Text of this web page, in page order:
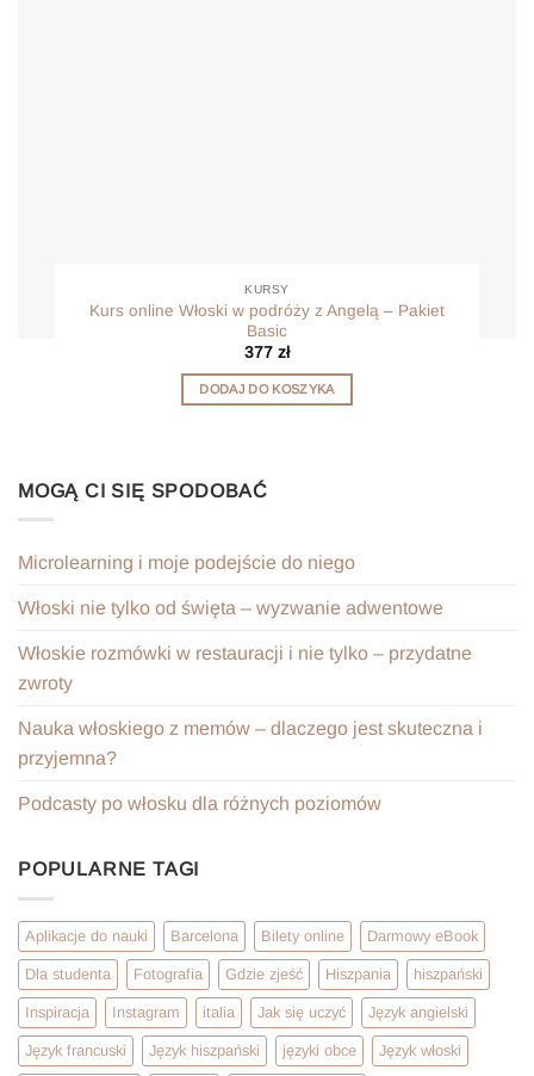
KURSY
Kurs online Włoski w podróży z Angelą – Pakiet
Basic
377 zł
DODAJ DO KOSZYKA
MOGĄ CI SIĘ SPODOBAĆ
Microlearning i moje podejście do niego
Włoski nie tylko od święta – wyzwanie adwentowe
Włoskie rozmówki w restauracji i nie tylko – przydatne
zwroty
Nauka włoskiego z memów – dlaczego jest skuteczna i
przyjemna?
Podcasty po włosku dla różnych poziomów
POPULARNE TAGI
Aplikacje do nauki Barcelona Bilety online Darmowy eBook
Dla studenta Fotografia Gdzie zjeść Hiszpania hiszpański
Inspiracja Instagram italia Jak się uczyć Język angielski
Język francuski Język hiszpański języki obce Język włoski